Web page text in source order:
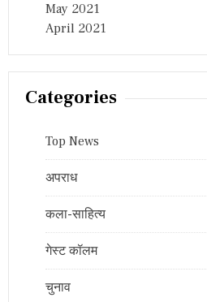
May 2021
April 2021
Categories
Top News
अपराध
कला-साहित्य
गेस्ट कॉलम
चुनाव